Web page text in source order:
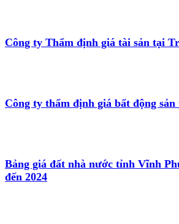
Công ty Thẩm định giá tài sản tại
Công ty thẩm định giá bất động
Bảng giá đất nhà nước tỉnh Vĩnh
đến 2024